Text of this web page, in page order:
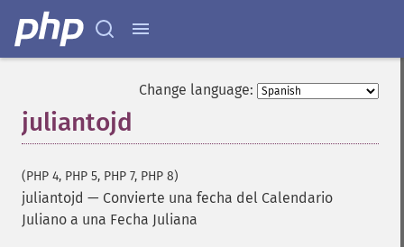
Change language:
juliantojd
(PHP 4, PHP 5, PHP 7, PHP 8)
juliantojd — Convierte una fecha del Calendario
Juliano a una Fecha Juliana